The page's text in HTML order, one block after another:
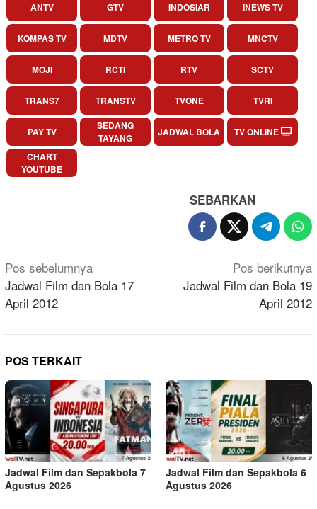
ANTV GTV INDOSIAR INEWS TV
KOMPAS TV MDTV METRO TV MNCTV
MOJI RCTI RTV SCTV
TRANS7 TRANSTV TVONE TVRI
PAY TV
SEDANG
TAYANG
JADWAL BOLA
TV ONLINE
CHART
YOUTUBE
SEBARKAN
Navigasi
pos
Pos sebelumnya
Jadwal Film dan Bola 17
April 2012
Pos berikutnya
Jadwal Film dan Bola 19
April 2012
POS TERKAIT
Jadwal Film dan Sepakbola 7
Agustus 2026
Jadwal Film dan Sepakbola 6
Agustus 2026